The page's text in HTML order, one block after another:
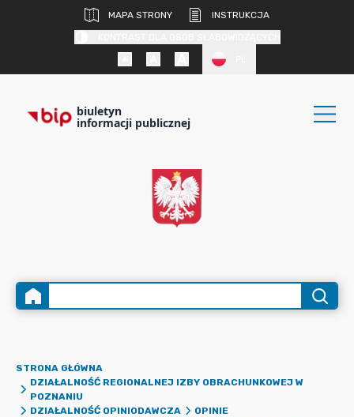
MAPA STRONY
INSTRUKCJA
biuletyn
informacji publicznej
STRONA GŁÓWNA
DZIAŁALNOŚĆ REGIONALNEJ IZBY OBRACHUNKOWEJ W
POZNANIU
DZIAŁALNOŚĆ OPINIODAWCZA
OPINIE